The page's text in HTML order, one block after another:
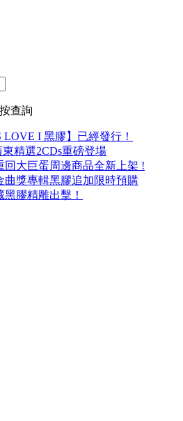
查詢
I 黑膠】已經發行！
精選2CDs重磅登場
回大巨蛋周邊商品全新上架 !
曲獎專輯黑膠追加限時預購
膠精雕出擊！